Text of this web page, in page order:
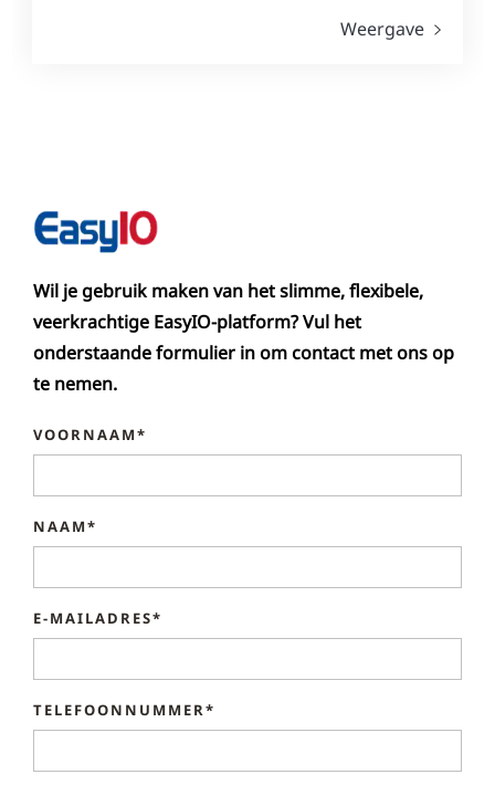
Weergave
Wil je gebruik maken van het slimme, flexibele,
veerkrachtige EasyIO-platform? Vul het
onderstaande formulier in om contact met ons op
te nemen.
VOORNAAM*
NAAM*
E-MAILADRES*
TELEFOONNUMMER*